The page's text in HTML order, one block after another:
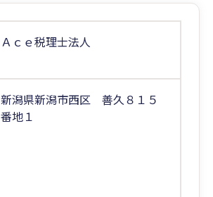
Ａｃｅ税理士法人
新潟県新潟市西区 善久８１５
番地１